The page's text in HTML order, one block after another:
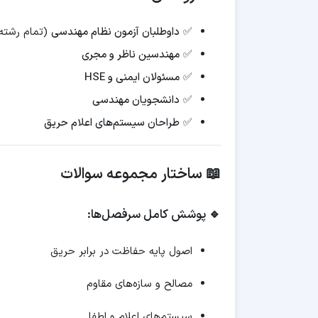
✅ داوطلبان آزمون نظام مهندسی (تمام
✅ مهندسین ناظر و مجری
✅ مسئولان ایمنی و HSE
✅ دانشجویان مهندسی
✅ طراحان سیستم‌های اعلام حریق
📖 ساختار مجموعه سوالات
🔹 پوشش کامل سرفصل‌ها:
اصول پایه حفاظت در برابر حریق
مصالح و سازه‌های مقاوم